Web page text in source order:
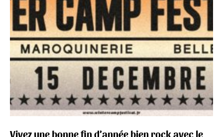
Vivez une bonne fin d’année bien rock avec le